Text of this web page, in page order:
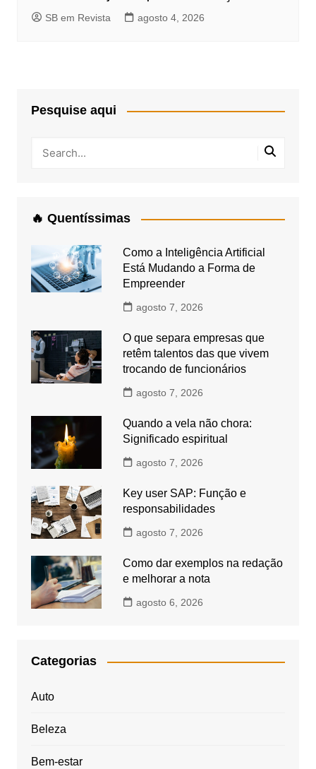
SB em Revista agosto 4, 2026
Pesquise aqui
🔥 Quentíssimas
Como a Inteligência Artificial
Está Mudando a Forma de
Empreender
agosto 7, 2026
O que separa empresas que
retêm talentos das que vivem
trocando de funcionários
agosto 7, 2026
Quando a vela não chora:
Significado espiritual
agosto 7, 2026
Key user SAP: Função e
responsabilidades
agosto 7, 2026
Como dar exemplos na redação
e melhorar a nota
agosto 6, 2026
Categorias
Auto
Beleza
Bem-estar